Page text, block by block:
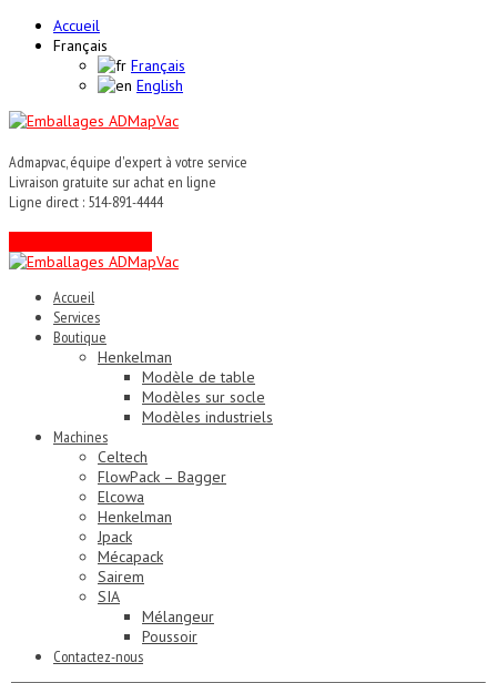
Accueil
Français
Français
English
Admapvac, équipe d'expert à votre service
Livraison gratuite sur achat en ligne
Ligne direct : 514-891-4444
Accueil
Services
Boutique
Henkelman
Modèle de table
Modèles sur socle
Modèles industriels
Machines
Celtech
FlowPack – Bagger
Elcowa
Henkelman
Jpack
Mécapack
Sairem
SIA
Mélangeur
Poussoir
Contactez-nous